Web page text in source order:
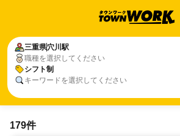
三重県穴川駅
職種を選択してください
シフト制
キーワードを選択してください
179件